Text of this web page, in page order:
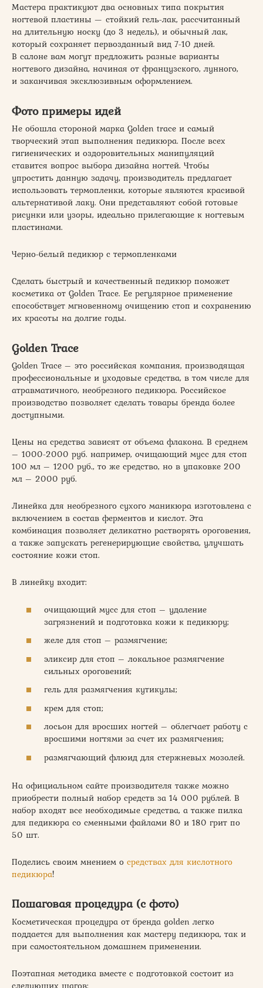
Мастера практикуют два основных типа покрытия
ногтевой пластины — стойкий гель-лак, рассчитанный
на длительную носку (до 3 недель), и обычный лак,
который сохраняет первозданный вид 7-10 дней.
В салоне вам могут предложить разные варианты
ногтевого дизайна, начиная от французского, лунного,
и заканчивая эксклюзивным оформлением.
Фото примеры идей
Не обошла стороной марка Golden trace и самый
творческий этап выполнения педикюра. После всех
гигиенических и оздоровительных манипуляций
ставится вопрос выбора дизайна ногтей. Чтобы
упростить данную задачу, производитель предлагает
использовать термопленки, которые являются красивой
альтернативой лаку. Они представляют собой готовые
рисунки или узоры, идеально прилегающие к ногтевым
пластинами.
Черно-белый педикюр с термопленками
Сделать быстрый и качественный педикюр поможет
косметика от Golden Trace. Ее регулярное применение
способствует мгновенному очищению стоп и сохранению
их красоты на долгие годы.
Golden Trace
Golden Trace – это российская компания, производящая
профессиональные и уходовые средства, в том числе для
атравматичного, необрезного педикюра. Российское
производство позволяет сделать товары бренда более
доступными.
Цены на средства зависят от объема флакона. В среднем
– 1000-2000 руб. например, очищающий мусс для стоп
100 мл – 1200 руб., то же средство, но в упаковке 200
мл – 2000 руб.
Линейка для необрезного сухого маникюра изготовлена с
включением в состав ферментов и кислот. Эта
комбинация позволяет деликатно растворять ороговения,
а также запускать регенерирующие свойства, улучшать
состояние кожи стоп.
В линейку входит:
очищающий мусс для стоп – удаление
загрязнений и подготовка кожи к педикюру;
желе для стоп – размягчение;
эликсир для стоп – локальное размягчение
сильных ороговений;
гель для размягчения кутикулы;
крем для стоп;
лосьон для вросших ногтей – облегчает работу с
вросшими ногтями за счет их размягчения;
размягчающий флюид для стержневых мозолей.
На официальном сайте производителя также можно
приобрести полный набор средств за 14 000 рублей. В
набор входят все необходимые средства, а также пилка
для педикюра со сменными файлами 80 и 180 грит по
50 шт.
Поделись своим мнением о средствах для кислотного
педикюра!
Пошаговая процедура (с фото)
Косметическая процедура от бренда golden легко
поддается для выполнения как мастеру педикюра, так и
при самостоятельном домашнем применении.
Поэтапная методика вместе с подготовкой состоит из